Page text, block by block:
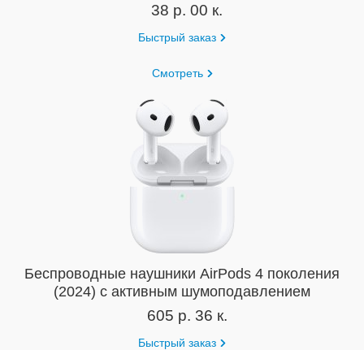
38 р. 00 к.
Быстрый заказ
Смотреть
Беспроводные наушники AirPods 4 поколения
(2024) с активным шумоподавлением
605 р. 36 к.
Быстрый заказ